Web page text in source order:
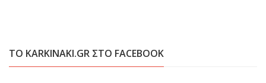
ΤΟ KARKINAKI.GR ΣΤΟ FACEBOOK